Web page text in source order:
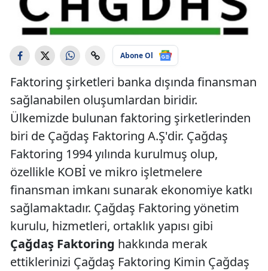
Abone Ol
Faktoring şirketleri banka dışında finansman
sağlanabilen oluşumlardan biridir.
Ülkemizde bulunan faktoring şirketlerinden
biri de Çağdaş Faktoring A.Ş'dir. Çağdaş
Faktoring 1994 yılında kurulmuş olup,
özellikle KOBİ ve mikro işletmelere
finansman imkanı sunarak ekonomiye katkı
sağlamaktadır. Çağdaş Faktoring yönetim
kurulu, hizmetleri, ortaklık yapısı gibi
Çağdaş Faktoring hakkında merak
ettiklerinizi Çağdaş Faktoring Kimin Çağdaş